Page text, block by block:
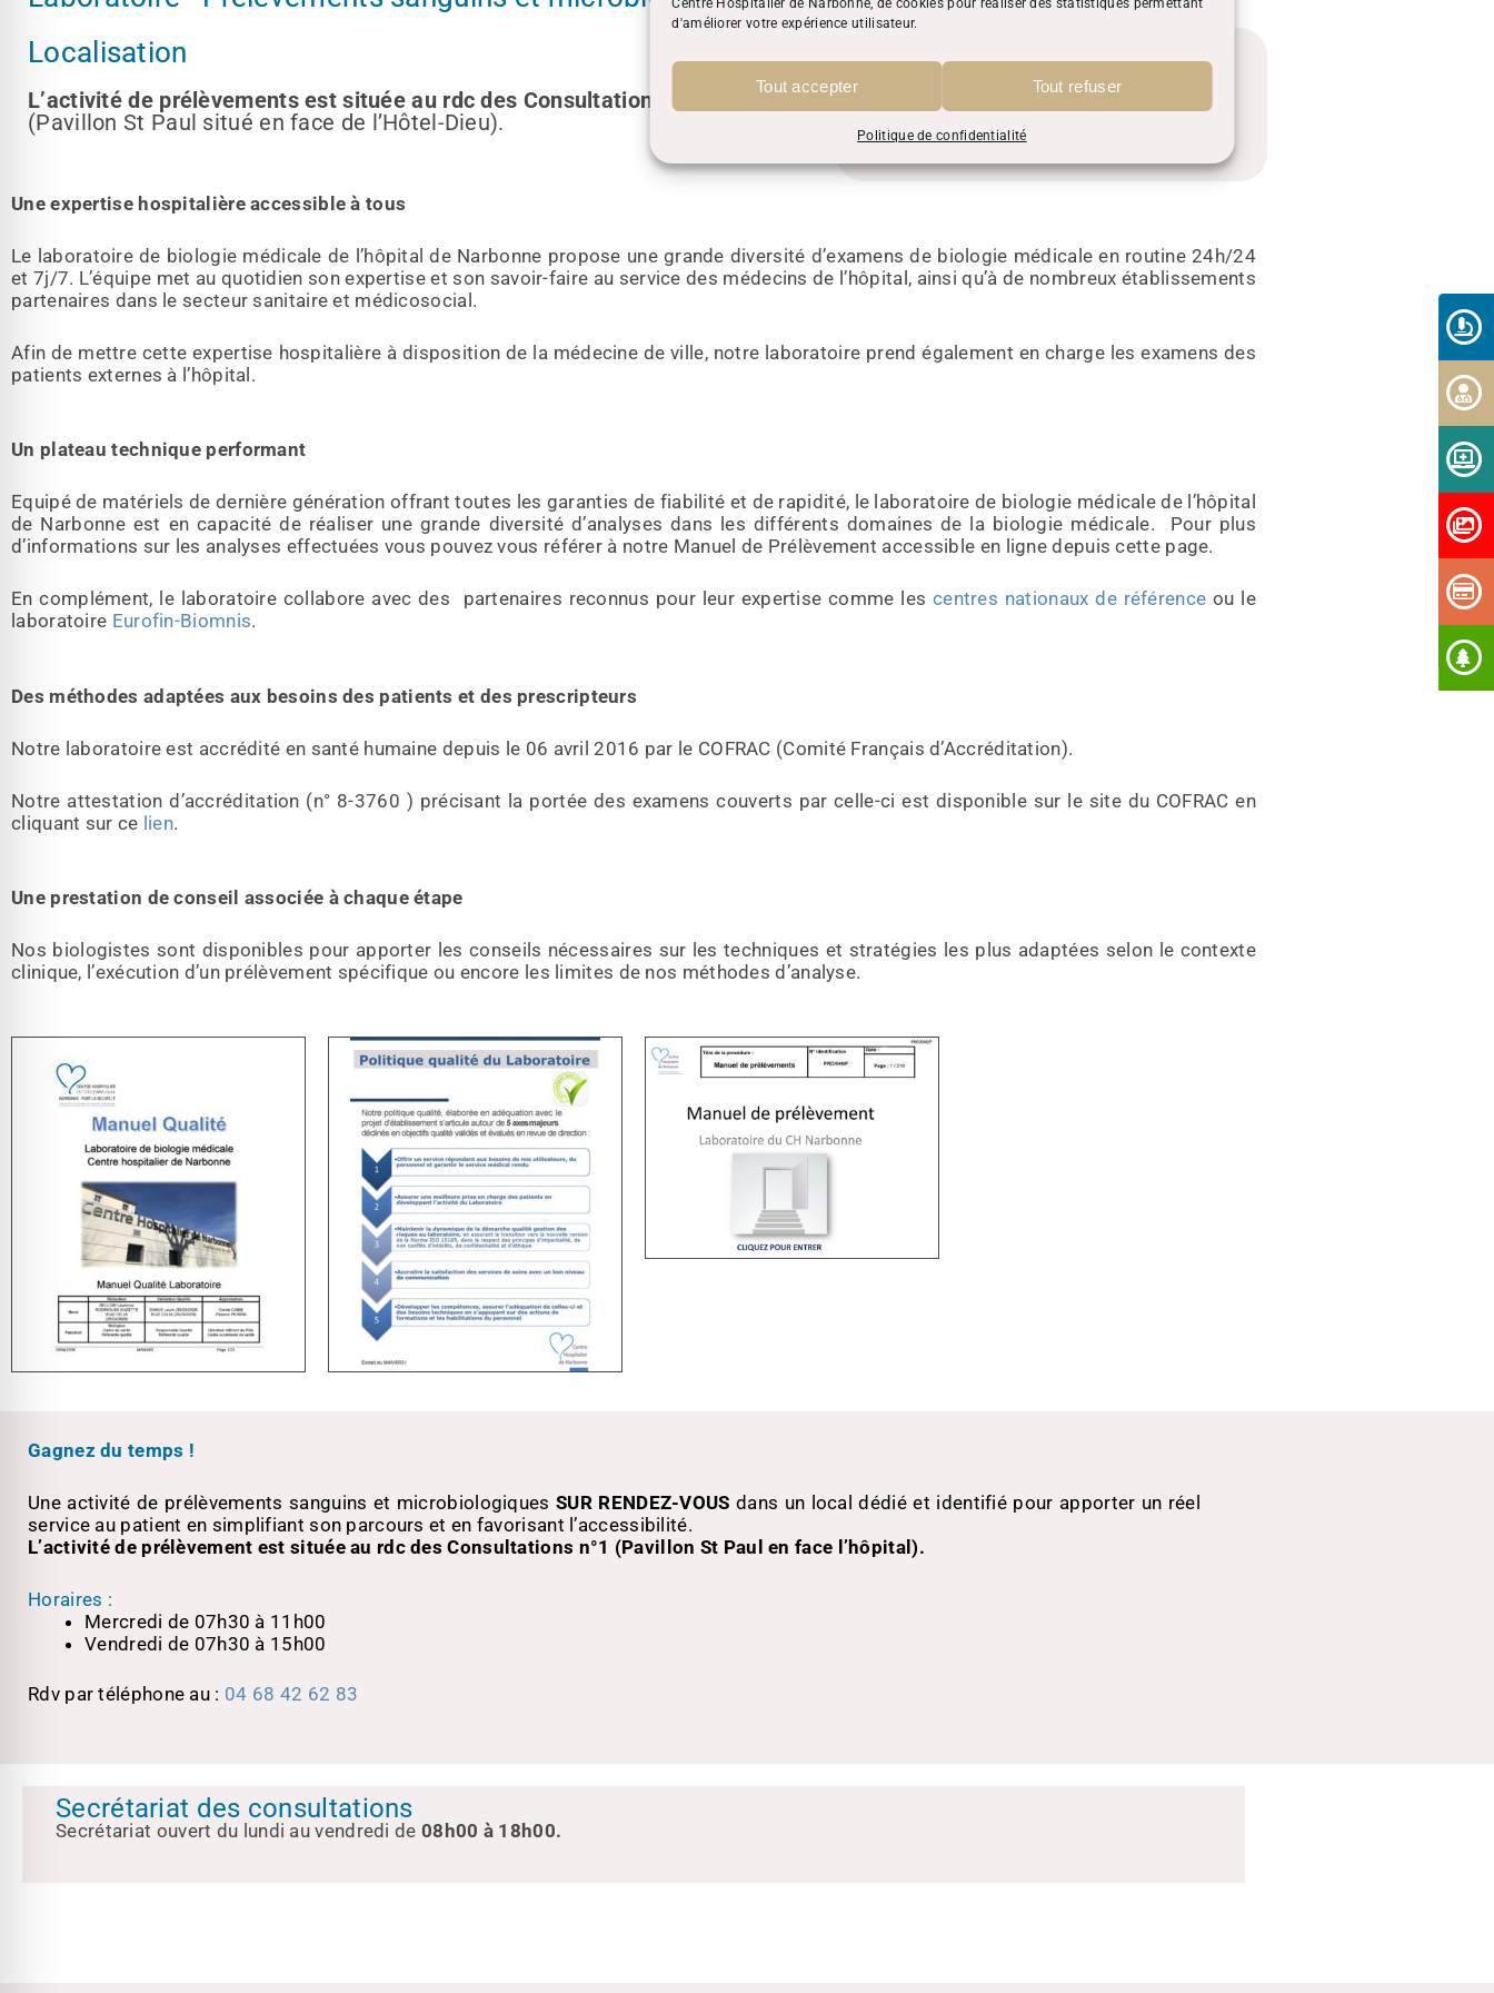
Centre Hospitalier de Narbonne, de cookies pour réaliser des statistiques permettant
d'améliorer votre expérience utilisateur.
Tout accepter Tout refuser
Politique de confidentialité
Localisation
L’activité de prélèvements est située au rdc des Consultations n°1
(Pavillon St Paul situé en face de l’Hôtel-Dieu).
rdvenligne@ch-narbonne.fr
téléphone au :04 68 42 62 83
Une expertise hospitalière accessible à tous
Le laboratoire de biologie médicale de l’hôpital de Narbonne propose une grande diversité d’examens de biologie médicale en routine 24h/24
et 7j/7. L’équipe met au quotidien son expertise et son savoir-faire au service des médecins de l’hôpital, ainsi qu’à de nombreux établissements
partenaires dans le secteur sanitaire et médicosocial.
Afin de mettre cette expertise hospitalière à disposition de la médecine de ville, notre laboratoire prend également en charge les examens des
patients externes à l’hôpital.
Un plateau technique performant
Equipé de matériels de dernière génération offrant toutes les garanties de fiabilité et de rapidité, le laboratoire de biologie médicale de l’hôpital
de Narbonne est en capacité de réaliser une grande diversité d’analyses dans les différents domaines de la biologie médicale. Pour plus
d’informations sur les analyses effectuées vous pouvez vous référer à notre Manuel de Prélèvement accessible en ligne depuis cette page.
En complément, le laboratoire collabore avec des partenaires reconnus pour leur expertise comme les centres nationaux de référence ou le
laboratoire Eurofin-Biomnis.
Des méthodes adaptées aux besoins des patients et des prescripteurs
Notre laboratoire est accrédité en santé humaine depuis le 06 avril 2016 par le COFRAC (Comité Français d’Accréditation).
Notre attestation d’accréditation (n° 8-3760 ) précisant la portée des examens couverts par celle-ci est disponible sur le site du COFRAC en
cliquant sur ce lien.
Une prestation de conseil associée à chaque étape
Nos biologistes sont disponibles pour apporter les conseils nécessaires sur les techniques et stratégies les plus adaptées selon le contexte
clinique, l’exécution d’un prélèvement spécifique ou encore les limites de nos méthodes d’analyse.
Gagnez du temps !
Une activité de prélèvements sanguins et microbiologiquesSUR RENDEZ-VOUS dans un local dédié et identifié pour apporter un réel
service au patient en simplifiant son parcours et en favorisant l’accessibilité.
L’activité de prélèvement est située au rdc des Consultations n°1 (Pavillon St Paul en face l’hôpital).
Horaires :
Mercredi de 07h30 à 11h00
Vendredi de 07h30 à 15h00
Rdv par téléphone au : 04 68 42 62 83
Secrétariat des consultations
Secrétariat ouvert du lundi au vendredi de 08h00 à 18h00.